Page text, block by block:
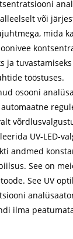
või
mida
ja
tööstuses.
osooni
UV-LED-
andmed
See on
See UV
ilma